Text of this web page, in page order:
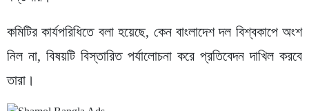
কমিটির কার্যপরিধিতে বলা হয়েছে, কেন বাংলাদেশ দল বিশ্বকাপে অংশ
নিল না, বিষয়টি বিস্তারিত পর্যালোচনা করে প্রতিবেদন দাখিল করবে
তারা।